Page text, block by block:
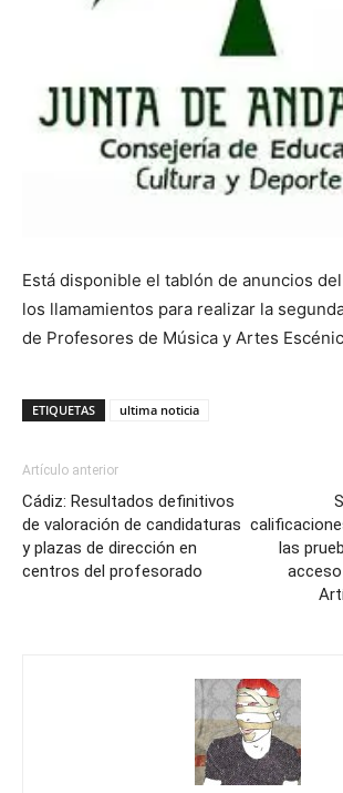
Está disponible el tablón de anuncios
los llamamientos para realizar la
de Profesores de Música y Artes
ETIQUETAS ultima noticia
Artículo anterior
Cádiz: Resultados definitivos
de valoración de candidaturas
y plazas de dirección en
centros del profesorado
las